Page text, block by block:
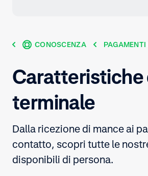
CONOSCENZA
Caratteristiche
terminale
Dalla ricezione di mance ai
contatto, scopri tutte le
disponibili di persona.